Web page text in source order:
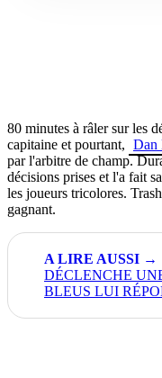
80 minutes à râler sur les
capitaine et pourtant, Dan
par l'arbitre de champ.
décisions prises et l'a fait
les joueurs tricolores.
gagnant.
DÉCLENCHE
BLEUS LUI